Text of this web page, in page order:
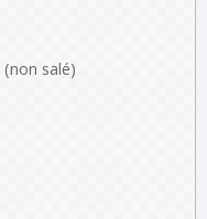
(non salé)